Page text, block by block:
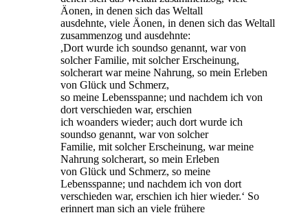
Äonen, in denen sich das Weltall
ausdehnte, viele Äonen, in denen sich das Weltall
zusammenzog und ausdehnte:
,Dort wurde ich soundso genannt, war von
solcher Familie, mit solcher Erscheinung,
solcherart war meine Nahrung, so mein Erleben
von Glück und Schmerz,
so meine Lebensspanne; und nachdem ich von
dort verschieden war, erschien
ich woanders wieder; auch dort wurde ich
soundso genannt, war von solcher
Familie, mit solcher Erscheinung, war meine
Nahrung solcherart, so mein Erleben
von Glück und Schmerz, so meine
Lebensspanne; und nachdem ich von dort
verschieden war, erschien ich hier wieder.‘ So
erinnert man sich an viele frühere